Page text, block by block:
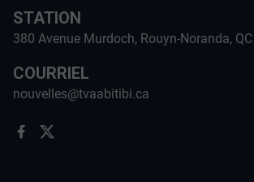
STATION
380 Avenue Murdoch, Rouyn-Noranda,
COURRIEL
nouvelles@tvaabitibi.ca